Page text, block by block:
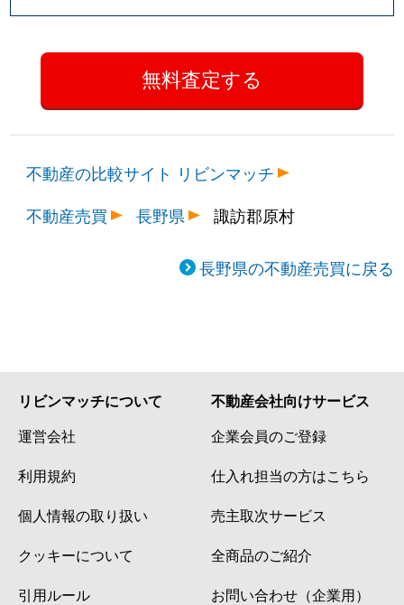
不動産の比較サイト リビンマッチ
不動産売買
長野県 諏訪郡原村
長野県の不動産売買に戻る
リビンマッチについて
運営会社
利用規約
個人情報の取り扱い
クッキーについて
引用ルール
不動産会社向けサービス
企業会員のご登録
仕入れ担当の方はこちら
売主取次サービス
全商品のご紹介
お問い合わせ（企業用）